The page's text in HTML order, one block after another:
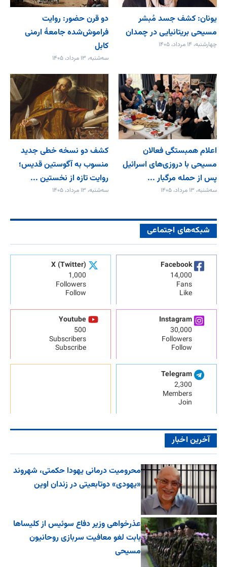
یونان: کشف جسد مُبشر
مسیحی بریتانیایی در چمدان
چهارشنبه، ۱۴ مرداد، ۱۴۰۵
دو قرن حضور: روایت
فراموش‌شده جامعۀ ارمنی
کابل
سه‌شنبه، ۱۳ مرداد، ۱۴۰۵
اعلام همبستگی فعالان
مسیحی با دروزی‌های اسرائیل
پس از حمله مرگبار ...
سه‌شنبه، ۱۳ مرداد، ۱۴۰۵
کشف دو نسخه خطی جدید
منسوب به آگوستین قدیس؛
روایت تازه از نخستین ...
سه‌شنبه، ۱۳ مرداد، ۱۴۰۵
شبکه‌های اجتماعی
Facebook
14,000
Fans
Like
X (Twitter)
1,000
Followers
Follow
Instagram
30,000
Followers
Follow
Youtube
500
Subscribers
Subscribe
Telegram
2,300
Members
Join
آخرین اخبار
محرومیت درمانی یهودا حکمتی، شهروند
«یهودی» دوتابعیتی در زندان اوین
عذرخواهی وزیر دفاع سوئیس از کلیساها
بابت لغو معافیت سربازی روحانیون
مسیحی